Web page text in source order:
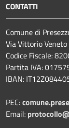
CONTATTI
Comune di
Via Vittorio
Codice Fiscale:
Partita IVA:
IBAN:
PEC:
Email: